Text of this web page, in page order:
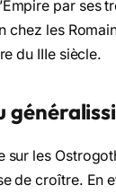
par ses
chez les
du IIIe siècle.
sur les
de croître. En